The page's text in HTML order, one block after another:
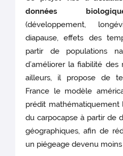
données
(développement,
diapause, effets des
partir de populations
d’améliorer la fiabilité des
ailleurs, il propose de
France le modèle
prédit
du carpocapse à partir de
géographiques, afin de
un piégeage devenu moins